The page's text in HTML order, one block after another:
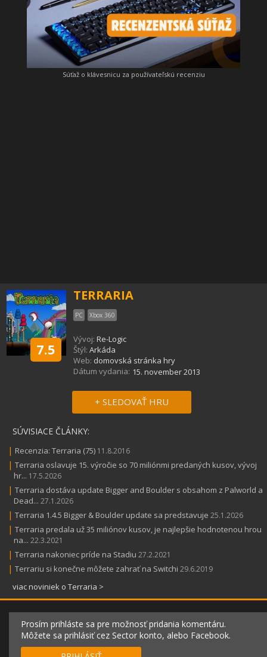
Súťaž o klávesnicu za používateľskú recenziu
7.5
TERRARIA
PC Xbox 360
Vývoj: Re-Logic
Štýl: Arkáda
Web: domovská stránka hry
Dátum vydania: 15. november 2013
+ SLEDOVAŤ HRU
SÚVISIACE ČLÁNKY:
| Recenzia: Terraria (75) 11.8.2016
| Terraria oslavuje 15. výročie so 70 miliónmi predaných kusov, vývoj
hr... 17.5.2026
| Terraria dostáva update Bigger and Boulder s obsahom z Palworld a
Dead... 27.1.2026
| Terraria 1.4.5 Bigger & Boulder update sa predstavuje 25.1.2026
| Terraria predala už 35 miliónov kusov, je najlepšie hodnotenou hrou
na... 22.3.2021
| Terraria nakoniec príde na Stadiu 27.2.2021
| Terrariu si konečne môžete zahrať na Switchi 29.6.2019
viac noviniek o Terraria >
Prosím prihláste sa pre možnosť pridania komentáru.
Môžete sa prihlásiť cez Sector konto, alebo Facebook.